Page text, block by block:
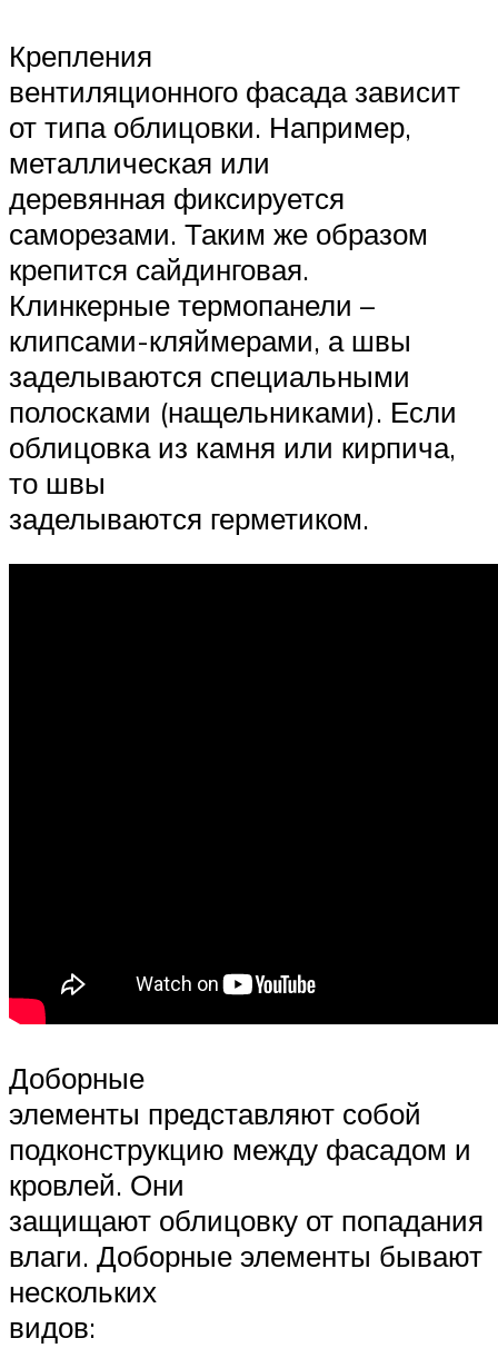
Крепления
вентиляционного фасада зависит
от типа облицовки. Например,
металлическая или
деревянная фиксируется
саморезами. Таким же образом
крепится сайдинговая.
Клинкерные термопанели –
клипсами-кляймерами, а швы
заделываются специальными
полосками (нащельниками). Если
облицовка из камня или кирпича,
то швы
заделываются герметиком.
Доборные
элементы представляют собой
подконструкцию между фасадом и
кровлей. Они
защищают облицовку от попадания
влаги. Доборные элементы бывают
нескольких
видов: